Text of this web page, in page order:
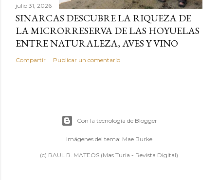
julio 31, 2026
SINARCAS DESCUBRE LA RIQUEZA DE
LA MICRORRESERVA DE LAS HOYUELAS
ENTRE NATURALEZA, AVES Y VINO
Compartir Publicar un comentario
Con la tecnología de Blogger
Imágenes del tema: Mae Burke
(c) RAUL R. MATEOS (Mas Turia - Revista Digital)